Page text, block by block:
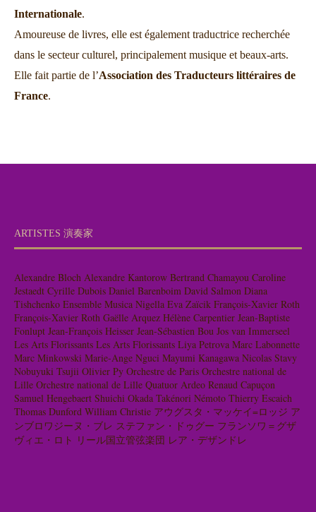
Internationale.
Amoureuse de livres, elle est également traductrice recherchée
dans le secteur culturel, principalement musique et beaux-arts.
Elle fait partie de l’Association des Traducteurs littéraires de
France.
ARTISTES 演奏家
Alexandre Bloch Alexandre Kantorow Bertrand Chamayou Caroline
Jestaedt Cyrille Dubois Daniel Barenboim David Salmon Diana
Tishchenko Ensemble Musica Nigella Eva Zaïcik François-Xavier Roth
François-Xavier Roth Gaëlle Arquez Hélène Carpentier Jean-Baptiste
Fonlupt Jean-François Heisser Jean-Sébastien Bou Jos van Immerseel
Les Arts Florissants Les Arts Florissants Liya Petrova Marc Labonnette
Marc Minkowski Marie-Ange Nguci Mayumi Kanagawa Nicolas Stavy
Nobuyuki Tsujii Olivier Py Orchestre de Paris Orchestre national de
Lille Orchestre national de Lille Quatuor Ardeo Renaud Capuçon
Samuel Hengebaert Shuichi Okada Takénori Némoto Thierry Escaich
Thomas Dunford William Christie アウグスタ・マッケイ=ロッジ ア
ンブロワジーヌ・ブレ ステファン・ドゥグー フランソワ＝グザ
ヴィエ・ロト リール国立管弦楽団 レア・デザンドレ